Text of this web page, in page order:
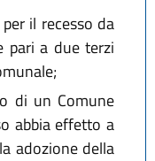
il recesso da
pari a due terzi
di un Comune
abbia effetto a
adozione della